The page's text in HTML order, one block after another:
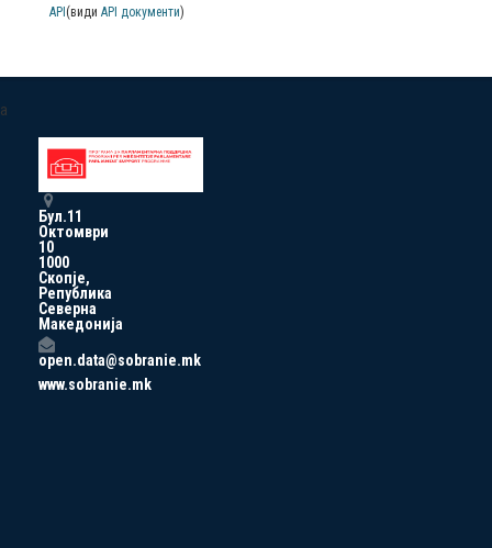
API (види API документи)
a
Бул.11
Октомври
10
1000
Скопје,
Република
Северна
Македонија
open.data@sobranie.mk
www.sobranie.mk